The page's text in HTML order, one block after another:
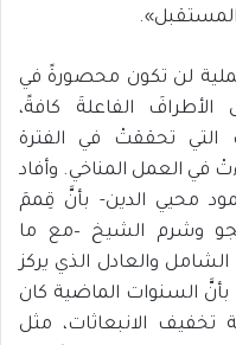
لن تكون محصورةً في
الفاعلةَ كافةً،
التي تحققتْ في الفترة
في العمل المناخي. وأفاد
محيي الدين- بأنَّ قِممَ
وشرم الشيخ –مع ما
والعادل الذي يركز
بأنَّ السنوات الماضية كان
تخفيف الانبعاثات، مثل